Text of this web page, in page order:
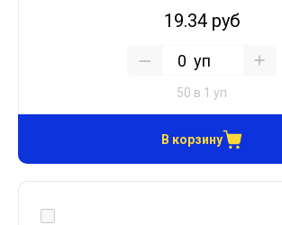
19.34 руб
уп
50 в 1 уп
В корзину